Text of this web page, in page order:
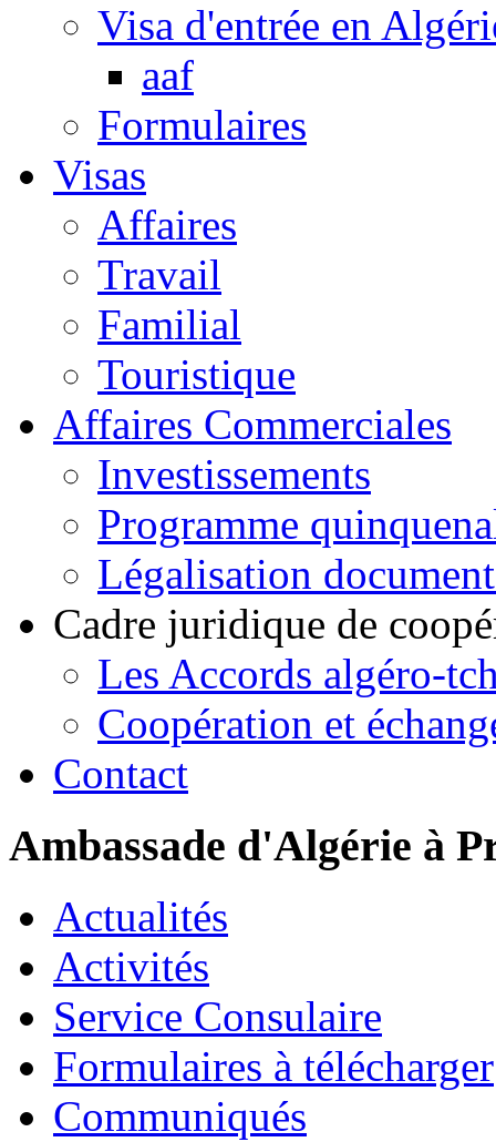
Visa d'entrée en
aaf
Formulaires
Visas
Affaires
Travail
Familial
Touristique
Affaires Commerciales
Investissements
Programme
Légalisation
Cadre juridique de
Les Accords algéro-
Coopération et
Contact
Ambassade d'Algérie à
Actualités
Activités
Service Consulaire
Formulaires à télécharger
Communiqués